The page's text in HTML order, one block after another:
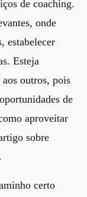
de coaching.
onde
estabelecer
Esteja
outros, pois
de
aproveitar
sobre
.
certo